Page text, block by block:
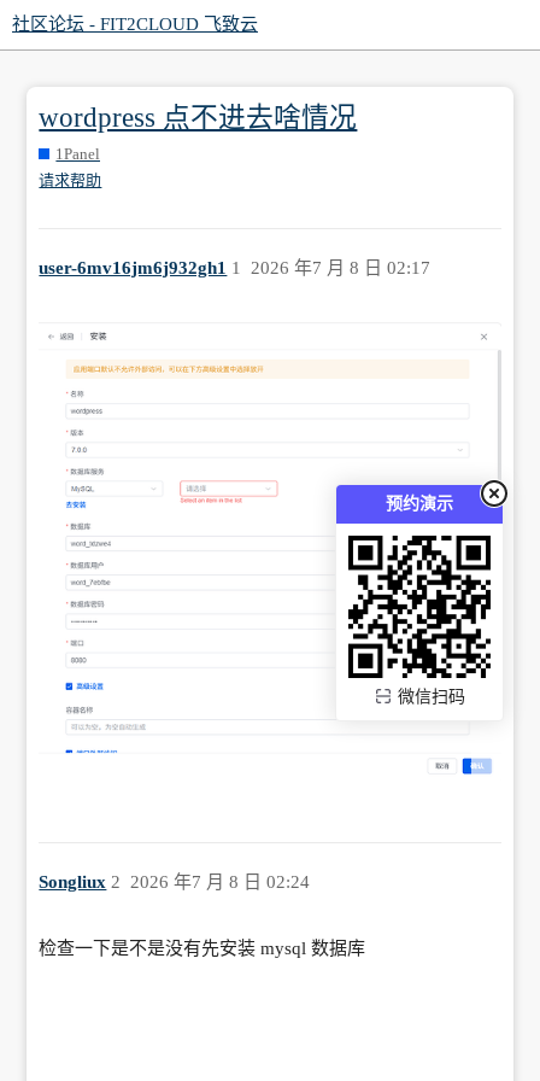
预约演示
微信扫码
社区论坛 - FIT2CLOUD 飞致云
wordpress 点不进去啥情况
1Panel
请求帮助
user-6mv16jm6j932gh1 2026 年7 月 8 日 02:17
1
Songliux 2026 年7 月 8 日 02:24
2
检查一下是不是没有先安装 mysql 数据库